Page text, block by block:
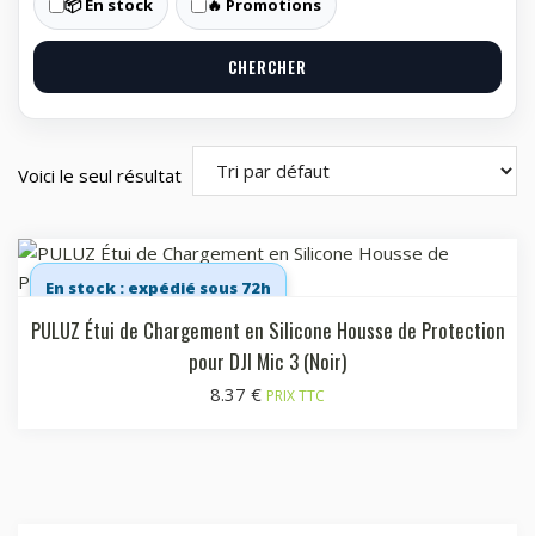
📦 En stock 🔥 Promotions
CHERCHER
Voici le seul résultat
En stock : expédié sous 72h
PULUZ Étui de Chargement en Silicone Housse de Protection
pour DJI Mic 3 (Noir)
8.37 € PRIX TTC